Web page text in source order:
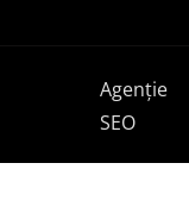
Agenție
SEO